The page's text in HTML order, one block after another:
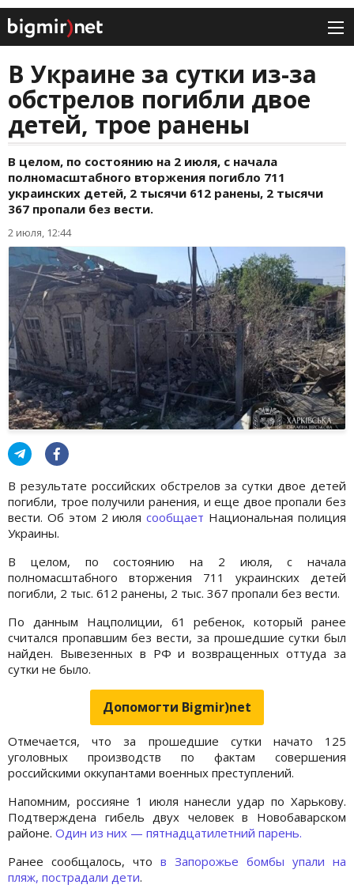
В Украине за сутки из-за
обстрелов погибли двое
детей, трое ранены
В целом, по состоянию на 2 июля, с начала
полномасштабного вторжения погибло 711
украинских детей, 2 тысячи 612 ранены, 2 тысячи
367 пропали без вести.
2 июля, 12:44
В результате российских обстрелов за сутки двое детей
погибли, трое получили ранения, и еще двое пропали без
вести. Об этом 2 июлясообщает Национальная полиция
Украины.
В целом, по состоянию на 2 июля, с начала
полномасштабного вторжения 711 украинских детей
погибли, 2 тыс. 612 ранены, 2 тыс. 367 пропали без вести.
По данным Нацполиции, 61 ребенок, который ранее
считался пропавшим без вести, за прошедшие сутки был
найден. Вывезенных в РФ и возвращенных оттуда за
сутки не было.
Допомогти Bigmir)net
Отмечается, что за прошедшие сутки начато 125
уголовных производств по фактам совершения
российскими оккупантами военных преступлений.
Напомним, россияне 1 июля нанесли удар по Харькову.
Подтверждена гибель двух человек в Новобаварском
районе. Один из них — пятнадцатилетний парень.
Ранее сообщалось, что в Запорожье бомбы упали на
пляж, пострадали дети.